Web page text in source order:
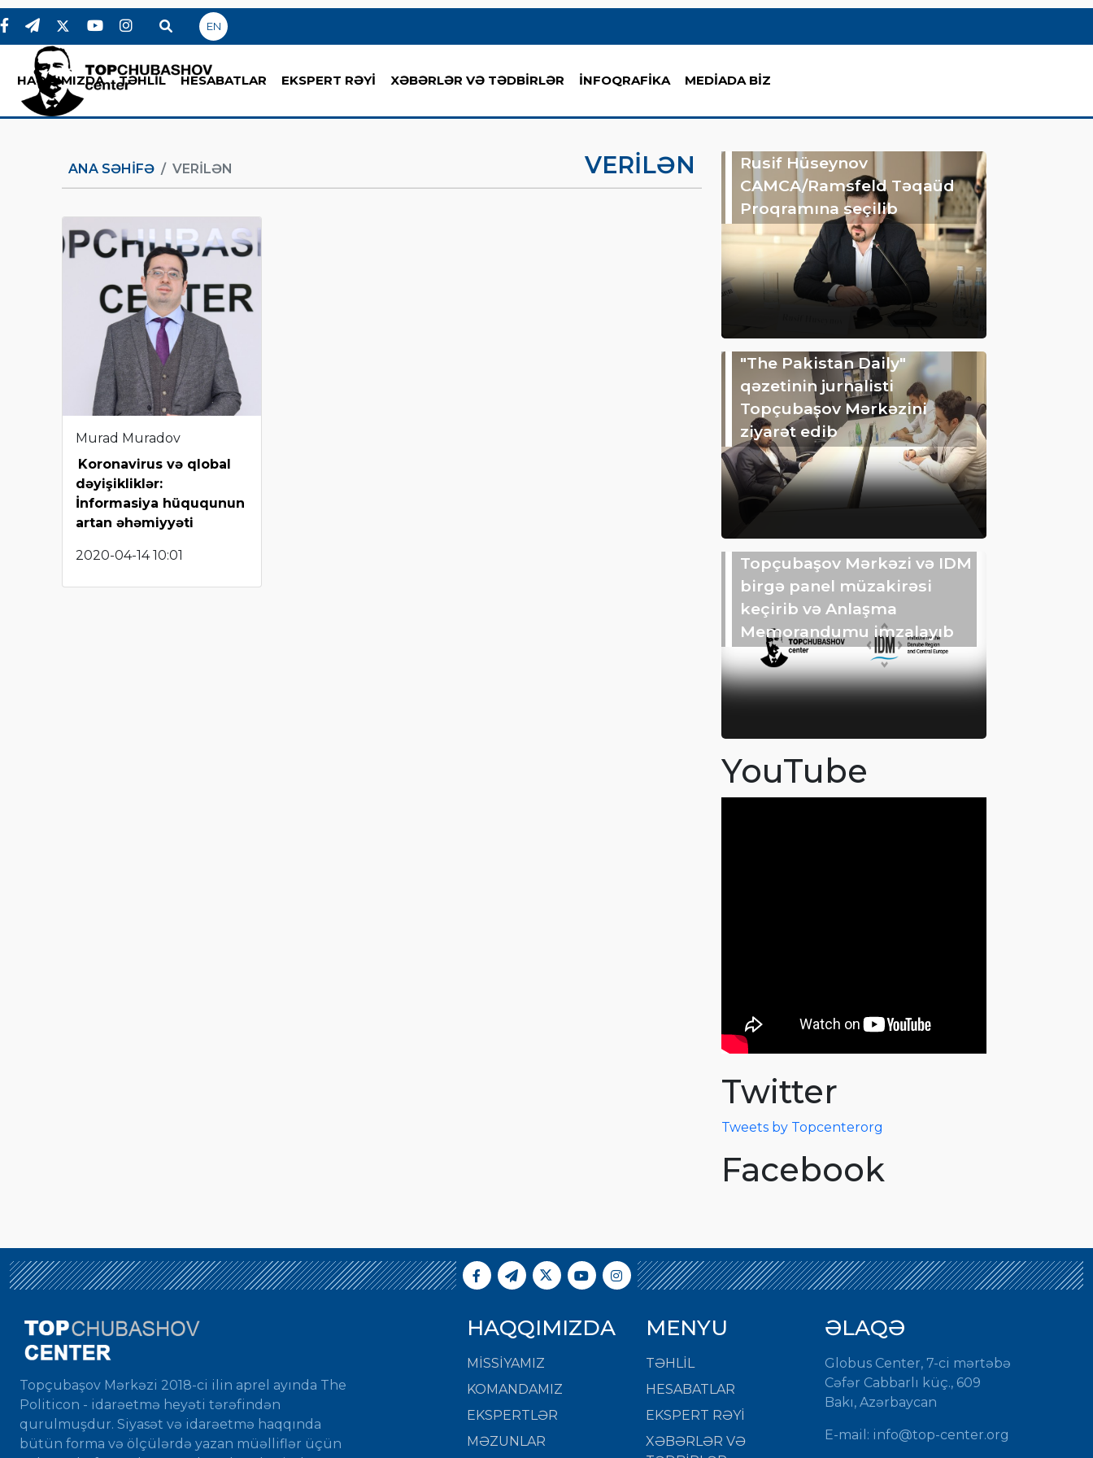
EN
HAQQIMIZDA TƏHLİL HESABATLAR EKSPERT RƏYİ XƏBƏRLƏR VƏ TƏDBİRLƏR İNFOQRAFİKA MEDİADA BİZ
ANA SƏHIFƏ VERILƏN VERILƏN
Murad Muradov
Koronavirus və qlobal
dəyişikliklər:
İnformasiya hüququnun
artan əhəmiyyəti
2020-04-14 10:01
Rusif Hüseynov
CAMCA/Ramsfeld Təqaüd
Proqramına seçilib
"The Pakistan Daily"
qəzetinin jurnalisti
Topçubaşov Mərkəzini
ziyarət edib
Topçubaşov Mərkəzi və IDM
birgə panel müzakirəsi
keçirib və Anlaşma
Memorandumu imzalayıb
YouTube
Twitter
Tweets by Topcenterorg
Facebook
Topçubaşov Mərkəzi 2018-ci ilin aprel ayında The
Politicon - idarəetmə heyəti tərəfindən
qurulmuşdur. Siyasət və idarəetmə haqqında
bütün forma və ölçülərdə yazan müəlliflər üçün
HAQQIMIZDA
MISSIYAMIZ
KOMANDAMIZ
EKSPERTLƏR
MƏZUNLAR
MENYU
TƏHLİL
HESABATLAR
EKSPERT RƏYİ
XƏBƏRLƏR VƏ
ƏLAQƏ
Globus Center, 7-ci mərtəbə
Cəfər Cabbarlı küç., 609
Bakı, Azərbaycan
E-mail: info@top-center.org